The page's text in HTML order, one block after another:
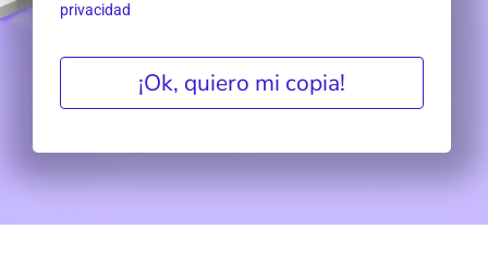
privacidad
¡Ok, quiero mi copia!